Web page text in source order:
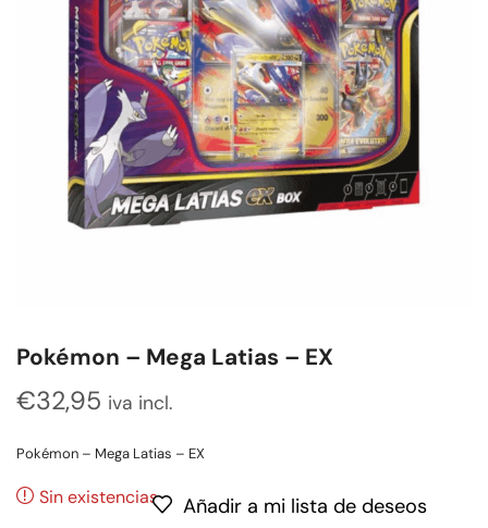
Pokémon – Mega Latias – EX
€32,95 iva incl.
Pokémon – Mega Latias – EX
Sin existencias Añadir a mi lista de deseos